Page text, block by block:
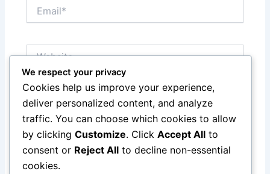
Save my name, email, and website in this browser
for the next time I comment.
We respect your privacy
Cookies help us improve your experience,
deliver personalized content, and analyze
traffic. You can choose which cookies to allow
by clicking Customize. Click Accept All to
consent or Reject All to decline non-essential
cookies.